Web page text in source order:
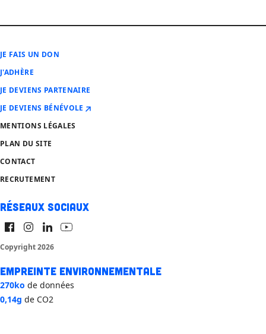
JE FAIS UN DON
J'ADHÈRE
JE DEVIENS PARTENAIRE
JE DEVIENS BÉNÉVOLE
MENTIONS LÉGALES
PLAN DU SITE
CONTACT
RECRUTEMENT
Réseaux sociaux
Copyright 2026
Empreinte environnementale
270ko de données
0,14g de CO2